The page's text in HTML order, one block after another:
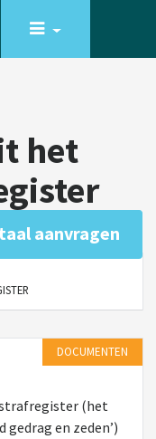
het
aanvragen
DOCUMENTEN
(het
gedrag en zeden’)